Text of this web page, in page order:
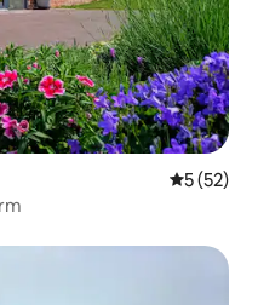
Note
5 (52)
plus aimés